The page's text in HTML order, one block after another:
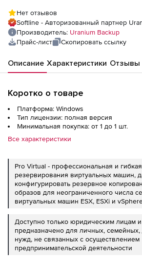
Нет отзывов
Softline - Авторизованный партнер
Производитель: Uranium Backup
Прайс-лист
Скопировать ссылку
Описание Характеристики Отзывы
Коротко о товаре
Платформа: Windows
Тип лицензии: полная версия
Минимальная покупка: от 1 до 1 шт.
Все характеристики
Pro Virtual - профессиональная и
резервирования виртуальных машин,
конфигурировать резервное
образов для неограниченного числа
виртуальных машин ESX, ESXi и
Доступно только юридическим лицам
предназначено для личных,
нужд, не связанных с осуществлением
предпринимательской деятельности